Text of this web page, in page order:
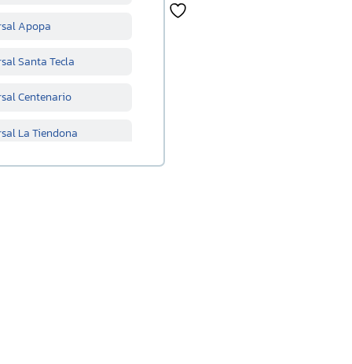
Apopa
Santa Tecla
Centenario
La Tiendona
Merliot